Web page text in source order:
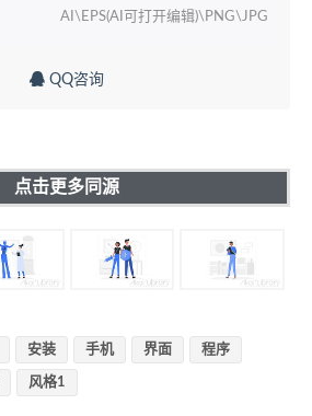
AI\EPS(AI可打开编辑)\PNG\JPG
QQ咨询
点击更多同源
安装 手机 界面 程序
风格1